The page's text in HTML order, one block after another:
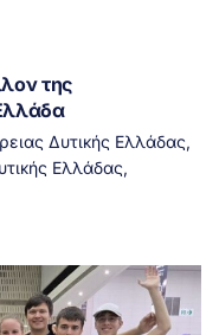
της
Δυτικής Ελλάδας,
Ελλάδας,